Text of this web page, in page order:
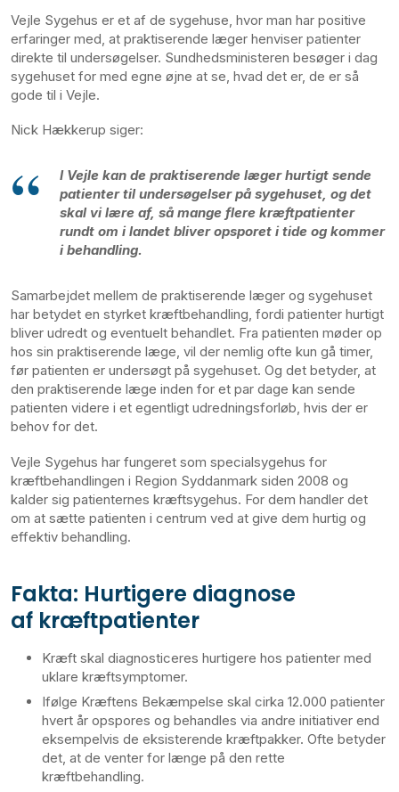
Vejle Sygehus er et af de sygehuse, hvor man har positive
erfaringer med, at praktiserende læger henviser patienter
direkte til undersøgelser. Sundhedsministeren besøger i dag
sygehuset for med egne øjne at se, hvad det er, de er så
gode til i Vejle.
Nick Hækkerup siger:
I Vejle kan de praktiserende læger hurtigt sende
patienter til undersøgelser på sygehuset, og det
skal vi lære af, så mange flere kræftpatienter
rundt om i landet bliver opsporet i tide og kommer
i behandling.
Samarbejdet mellem de praktiserende læger og sygehuset
har betydet en styrket kræftbehandling, fordi patienter hurtigt
bliver udredt og eventuelt behandlet. Fra patienten møder op
hos sin praktiserende læge, vil der nemlig ofte kun gå timer,
før patienten er undersøgt på sygehuset. Og det betyder, at
den praktiserende læge inden for et par dage kan sende
patienten videre i et egentligt udredningsforløb, hvis der er
behov for det.
Vejle Sygehus har fungeret som specialsygehus for
kræftbehandlingen i Region Syddanmark siden 2008 og
kalder sig patienternes kræftsygehus. For dem handler det
om at sætte patienten i centrum ved at give dem hurtig og
effektiv behandling.
Fakta: Hurtigere diagnose
af kræftpatienter
Kræft skal diagnosticeres hurtigere hos patienter med
uklare kræftsymptomer.
Ifølge Kræftens Bekæmpelse skal cirka 12.000 patienter
hvert år opspores og behandles via andre initiativer end
eksempelvis de eksisterende kræftpakker. Ofte betyder
det, at de venter for længe på den rette
kræftbehandling.